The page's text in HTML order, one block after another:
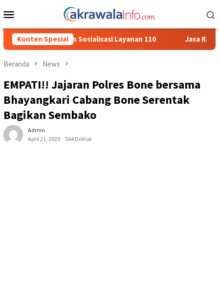
ke
Mobile
Konten Spesial
Layanan 110 Jasa Raharja Serahkan Santunan kepada
Beranda News
EMPATI!! Jajaran Polres Bone bersama
Bhayangkari Cabang Bone Serentak
Bagikan Sembako
Admin
April 21, 2020
564 Dilihat